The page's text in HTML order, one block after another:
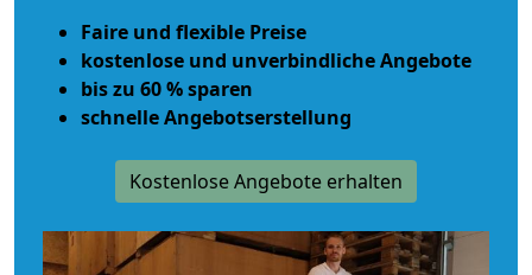
Faire und flexible Preise
kostenlose und unverbindliche Angebote
bis zu 60 % sparen
schnelle Angebotserstellung
Kostenlose Angebote erhalten